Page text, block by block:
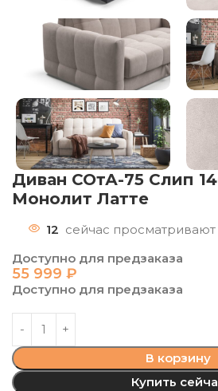
Диван СОтА-75 Слип
Монолит Латте
12 сейчас просматривают
Доступно для предзаказа
55 999 ₽
Доступно для предзаказа
В корзину
Купить